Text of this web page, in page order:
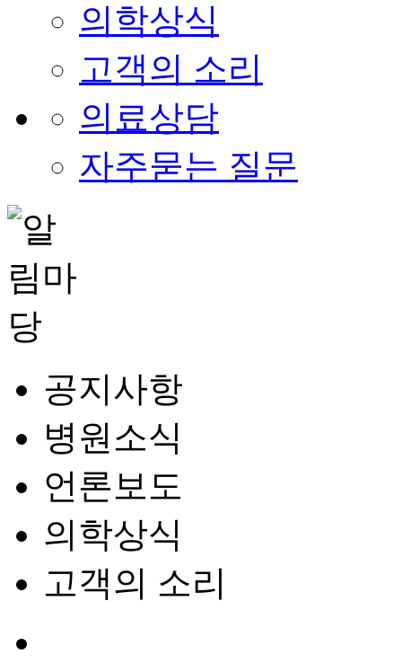
의학상식
고객의 소리
의료상담
자주묻는 질문
공지사항
병원소식
언론보도
의학상식
고객의 소리